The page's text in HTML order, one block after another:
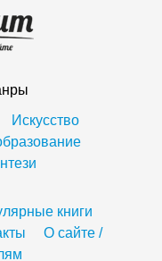
Искусство
книги
О сайте /